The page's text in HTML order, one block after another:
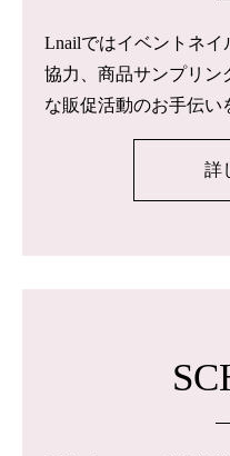
Lnailではイベントネ
協力、商品サンプリン
な販促活動のお手伝い
詳